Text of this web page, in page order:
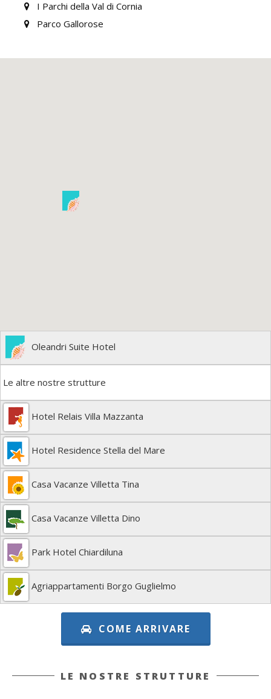
I Parchi della Val di Cornia
Parco Gallorose
Oleandri Suite Hotel
Le altre nostre strutture
Hotel Relais Villa Mazzanta
Hotel Residence Stella del Mare
Casa Vacanze Villetta Tina
Casa Vacanze Villetta Dino
Park Hotel Chiardiluna
Agriappartamenti Borgo Guglielmo
COME ARRIVARE
LE NOSTRE STRUTTURE